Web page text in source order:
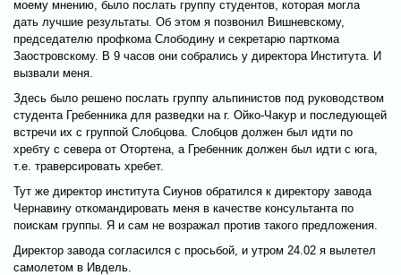
моему мнению, было послать группу студентов, которая могла
дать лучшие результаты. Об этом я позвонил Вишневскому,
председателю профкома Слободину и секретарю парткома
Заостровскому. В 9 часов они собрались у директора Института. И
вызвали меня.
Здесь было решено послать группу альпинистов под руководством
студента Гребенника для разведки на г. Ойко-Чакур и последующей
встречи их с группой Слобцова. Слобцов должен был идти по
хребту с севера от Отортена, а Гребенник должен был идти с юга,
т.е. траверсировать хребет.
Тут же директор института Сиунов обратился к директору завода
Чернавину откомандировать меня в качестве консультанта по
поискам группы. Я и сам не возражал против такого предложения.
Директор завода согласился с просьбой, и утром 24.02 я вылетел
самолетом в Ивдель.